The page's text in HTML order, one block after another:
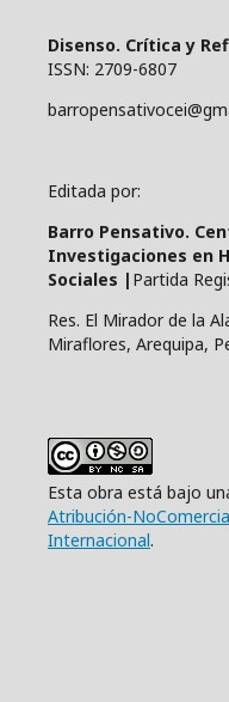
Disenso. Crítica y
ISSN: 2709-6807
Editada por:
Barro Pensativo.
Investigaciones en
Sociales | Partida
Res. El Mirador de la
Miraflores,
Esta obra está bajo
Atribución-
Internacional.